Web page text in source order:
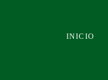
INICIO